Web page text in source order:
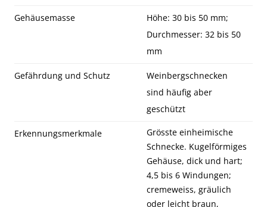
Gehäusemasse
Höhe: 30 bis 50 mm;
Durchmesser: 32 bis 50
mm
Gefährdung und Schutz
Weinbergschnecken
sind häufig aber
geschützt
Erkennungsmerkmale
Grösste einheimische
Schnecke. Kugelförmiges
Gehäuse, dick und hart;
4,5 bis 6 Windungen;
cremeweiss, gräulich
oder leicht braun,